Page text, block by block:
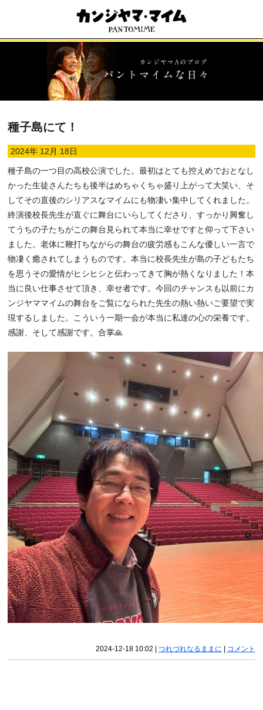
種子島にて！
2024年 12月 18日
種子島の一つ目の高校公演でした。最初はとても控えめでおとなし
かった生徒さんたちも後半はめちゃくちゃ盛り上がって大笑い、そ
してその直後のシリアスなマイムにも物凄い集中してくれました。
終演後校長先生が直ぐに舞台にいらしてくださり、すっかり興奮し
てうちの子たちがこの舞台見られて本当に幸せですと仰って下さい
ました。老体に鞭打ちながらの舞台の疲労感もこんな優しい一言で
物凄く癒されてしまうものです。本当に校長先生が島の子どもたち
を思うその愛情がヒシヒシと伝わってきて胸が熱くなりました！本
当に良い仕事させて頂き、幸せ者です。今回のチャンスも以前にカ
ンジヤママイムの舞台をご覧になられた先生の熱い熱いご要望で実
現するしました。こういう一期一会が本当に私達の心の栄養です。
感謝、そして感謝です。合掌🙏
2024-12-18 10:02 つれづれなるままに コメント